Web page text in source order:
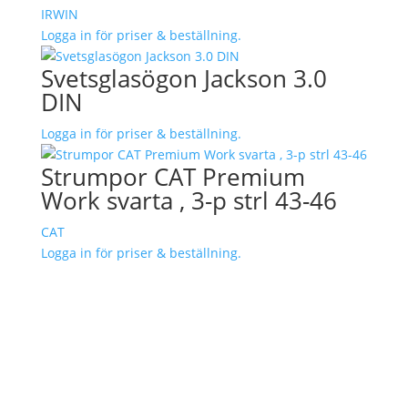
IRWIN
Logga in för priser & beställning.
Svetsglasögon Jackson 3.0
DIN
Logga in för priser & beställning.
Strumpor CAT Premium
Work svarta , 3-p strl 43-46
CAT
Logga in för priser & beställning.